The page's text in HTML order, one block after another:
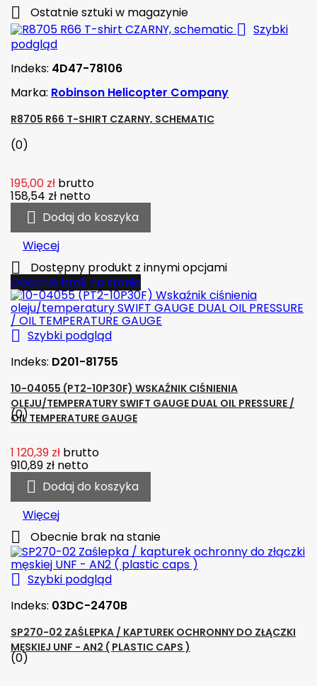
 Ostatnie sztuki w magazynie
 Szybki
podgląd
Indeks: 4D47-78106
Marka: Robinson Helicopter Company
R8705 R66 T-SHIRT CZARNY, SCHEMATIC
(0)
195,00 zł brutto
158,54 zł netto
 Dodaj do koszyka
Więcej

Dostępny produkt z innymi opcjami
Obecnie brak na stanie
 Szybki podgląd
Indeks: D201-81755
10-04055 (PT2-10P30F) WSKAŹNIK CIŚNIENIA
OLEJU/TEMPERATURY SWIFT GAUGE DUAL OIL PRESSURE /
OIL TEMPERATURE GAUGE
(0)
1 120,39 zł brutto
910,89 zł netto
 Dodaj do koszyka
Więcej
 Obecnie brak na stanie
 Szybki podgląd
Indeks: 03DC-2470B
SP270-02 ZAŚLEPKA / KAPTUREK OCHRONNY DO ZŁĄCZKI
MĘSKIEJ UNF - AN2 ( PLASTIC CAPS )
(0)